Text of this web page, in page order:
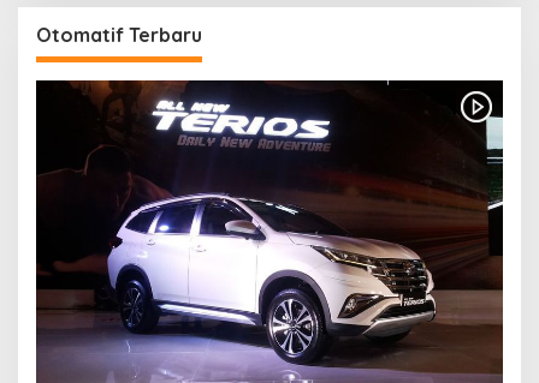
Otomatif Terbaru